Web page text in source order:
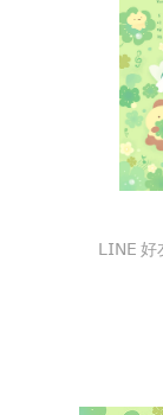
𝖫𝖨𝖭𝖤 好